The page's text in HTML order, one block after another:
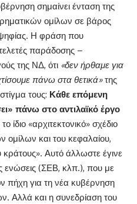
σημαίνει ένταση της
ομίλων σε βάρος
Η φράση που
παράδοσης –
της ΝΔ, ότι «δεν ήρθαμε για
πάνω στα θετικά»της
τους: Κάθε επόμενη
πάνω στο αντιλαϊκό έργο
ίδιο «αρχιτεκτονικό» σχέδιο
ομίλων και του κεφαλαίου,
κράτους». Αυτό άλλωστε έγινε
ενώσεις (ΣΕΒ, κλπ.), που με
πήχη για τη νέα κυβέρνηση
Αλλά και η συνεδρίαση του